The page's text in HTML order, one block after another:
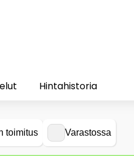
Hintahistoria
toimitus Varastossa